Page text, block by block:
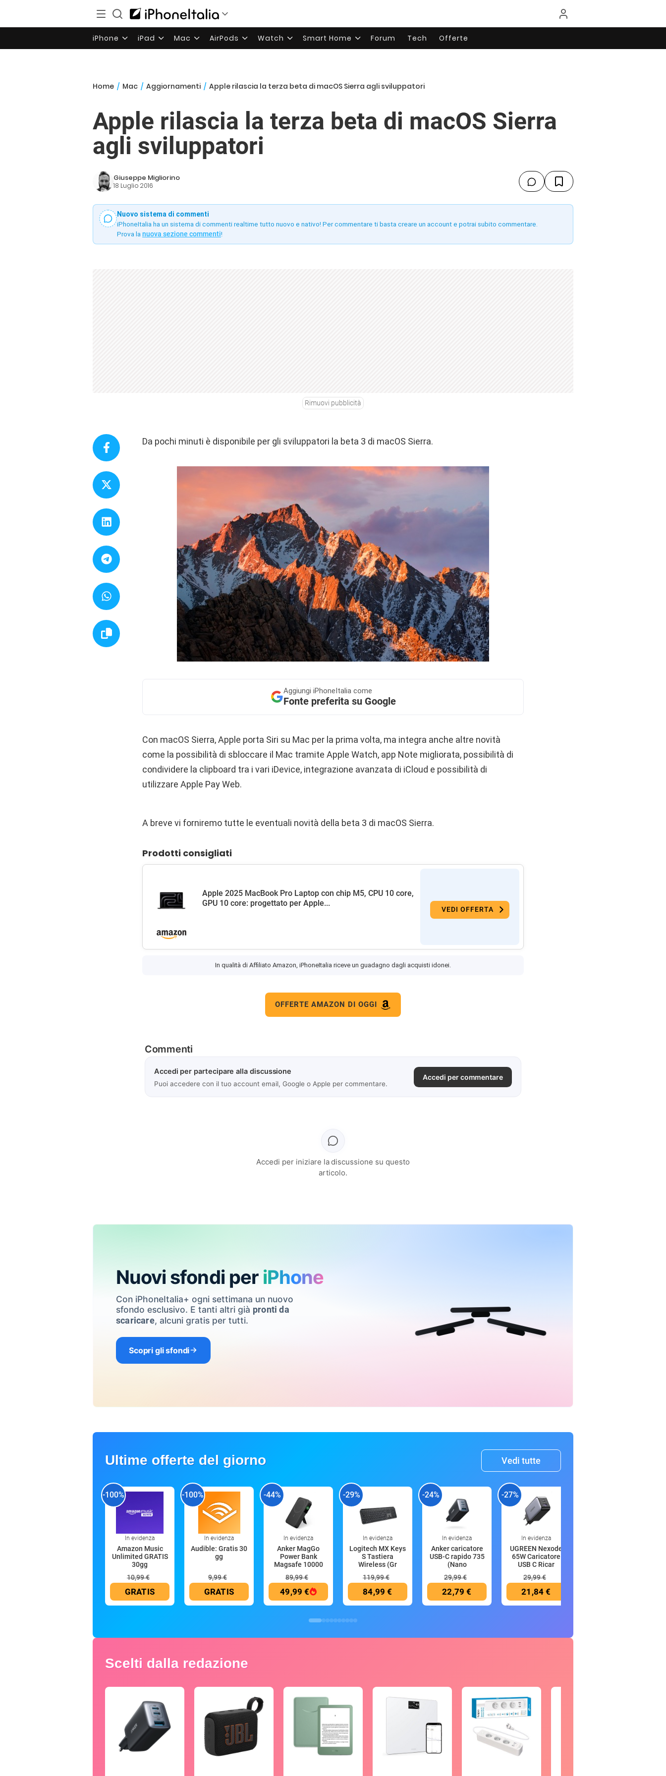
iPhone iPad Mac AirPods Watch Smart Home Forum Tech Offerte
Home / Mac / Aggiornamenti / Apple rilascia la terza beta di macOS Sierra agli sviluppatori
Apple rilascia la terza beta di macOS Sierra
agli sviluppatori
Giuseppe Migliorino
18 Luglio 2016
Nuovo sistema di commenti
iPhoneItalia ha un sistema di commenti realtime tutto nuovo e nativo! Per commentare ti basta creare un account e potrai subito commentare.
Prova la nuova sezione commenti!
Rimuovi pubblicità
Da pochi minuti è disponibile per gli sviluppatori la beta 3 di macOS Sierra.
Aggiungi iPhoneItalia come
Fonte preferita su Google
Con macOS Sierra, Apple porta Siri su Mac per la prima volta, ma integra anche altre novità
come la possibilità di sbloccare il Mac tramite Apple Watch, app Note migliorata, possibilità di
condividere la clipboard tra i vari iDevice, integrazione avanzata di iCloud e possibilità di
utilizzare Apple Pay Web.
A breve vi forniremo tutte le eventuali novità della beta 3 di macOS Sierra.
Prodotti consigliati
Apple 2025 MacBook Pro Laptop con chip M5, CPU 10 core,
GPU 10 core: progettato per Apple...
VEDI OFFERTA
In qualità di Affiliato Amazon, iPhoneItalia riceve un guadagno dagli acquisti idonei.
OFFERTE AMAZON DI OGGI
Commenti
Accedi per partecipare alla discussione
Puoi accedere con il tuo account email, Google o Apple per commentare.
Accedi per commentare
Accedi per iniziare la discussione su questo
articolo.
Nuovi sfondi per iPhone
Con iPhoneItalia+ ogni settimana un nuovo
sfondo esclusivo. E tanti altri già pronti da
scaricare, alcuni gratis per tutti.
Scopri gli sfondi
Ultime offerte del giorno Vedi tutte
-100%
In evidenza
Amazon Music
Unlimited GRATIS
30gg
10,99 €
GRATIS
-100%
In evidenza
Audible: Gratis 30
gg
9,99 €
GRATIS
-44%
In evidenza
Anker MagGo
Power Bank
Magsafe 10000
89,99 €
49,99 €
-29%
In evidenza
Logitech MX Keys
S Tastiera
Wireless (Gr
119,99 €
84,99 €
-24%
In evidenza
Anker caricatore
USB-C rapido 735
(Nano
29,99 €
22,79 €
-27%
In evidenza
UGREEN Nexode
65W Caricatore
USB C Ricar
29,99 €
21,84 €
Scelti dalla redazione